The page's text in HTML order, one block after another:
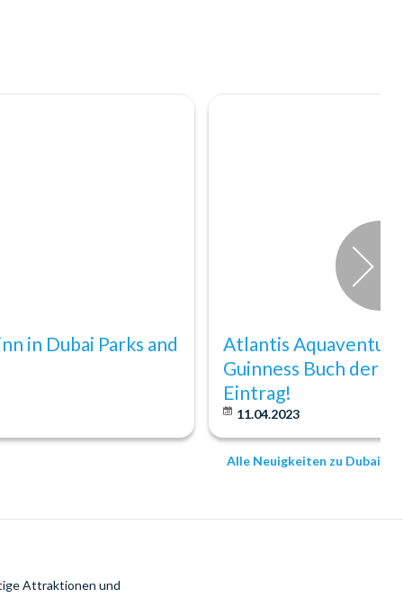
in Dubai Parks and
Atlantis
Guinness Buch der
Eintrag!
11.04.2023
Alle Neuigkeiten zu Dubai
Attraktionen und